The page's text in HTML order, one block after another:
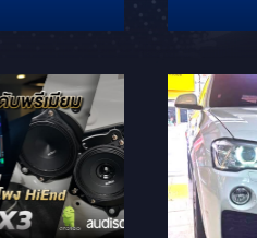
งต่อเนื่องแม้คุณจะ
ะเอียด
ที่คมชัดยิ่งขึ้น
มุมมองภาพ
งสามช่องจราจร
องถนนได้มาก
สมบูรณ์แบ
Audison เ
GZPM
มิติเสียงร้อ
คู่หลัง & ซับ
และ
เสียงที่โอบ
หลัง: ซับบ็อ
10AS2 ลู